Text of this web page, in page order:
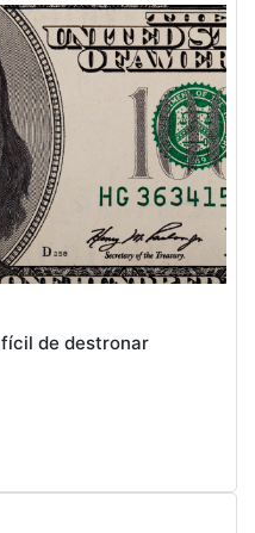
de destronar